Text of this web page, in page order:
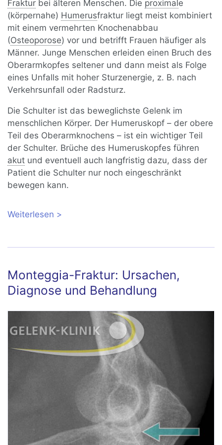
Fraktur bei älteren Menschen. Die proximal e
(körpernahe) Humerusfraktur liegt meist kombiniert
mit einem vermehrten Knochenabbau
(Osteoporose) vor und betrifft Frauen häufiger als
Männer. Junge Menschen erleiden einen Bruch des
Oberarmkopfes seltener und dann meist als Folge
eines Unfalls mit hoher Sturzenergie, z. B. nach
Verkehrsunfall oder Radsturz.
Die Schulter ist das beweglichste Gelenk im
menschlichen Körper. Der Humeruskopf – der obere
Teil des Oberarmknochens – ist ein wichtiger Teil
der Schulter. Brüche des Humeruskopfes führen
akut und eventuell auch langfristig dazu, dass der
Patient die Schulter nur noch eingeschränkt
bewegen kann.
Weiterlesen über Humeruskopffraktur: Bruch des
Monteggia-Fraktur: Ursachen,
Diagnose und Behandlung